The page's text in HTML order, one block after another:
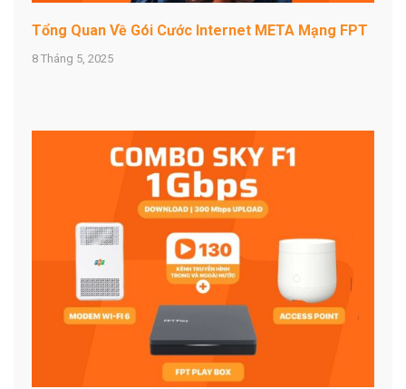
Tổng Quan Về Gói Cước Internet META Mạng FPT
8 Tháng 5, 2025